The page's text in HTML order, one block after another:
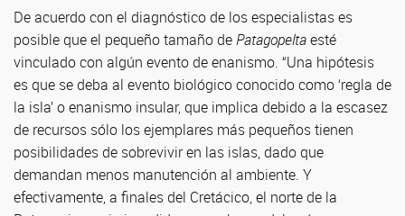
De acuerdo con el diagnóstico de los especialistas es
posible que el pequeño tamaño dePatagopeltaesté
vinculado con algún evento de enanismo. “Una hipótesis
es que se deba al evento biológico conocido como ‘regla de
la isla’ o enanismo insular, que implica debido a la escasez
de recursos sólo los ejemplares más pequeños tienen
posibilidades de sobrevivir en las islas, dado que
demandan menos manutención al ambiente. Y
efectivamente, a finales del Cretácico, el norte de la